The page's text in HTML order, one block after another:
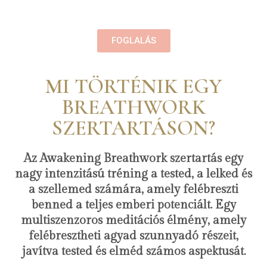
FOGLALÁS
MI TÖRTÉNIK EGY
BREATHWORK
SZERTARTÁSON?
Az Awakening Breathwork szertartás egy
nagy intenzitású tréning a tested, a lelked és
a szellemed számára, amely felébreszti
benned a teljes emberi potenciált. Egy
multiszenzoros meditációs élmény, amely
felébresztheti agyad szunnyadó részeit,
javítva tested és elméd számos aspektusát.